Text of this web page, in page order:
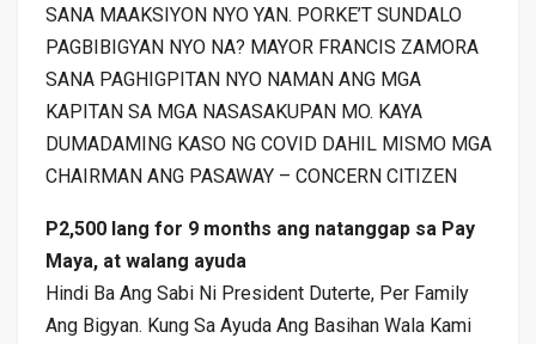
SANA MAAKSIYON NYO YAN. PORKE’T SUNDALO
PAGBIBIGYAN NYO NA? MAYOR FRANCIS ZAMORA
SANA PAGHIGPITAN NYO NAMAN ANG MGA
KAPITAN SA MGA NASASAKUPAN MO. KAYA
DUMADAMING KASO NG COVID DAHIL MISMO MGA
CHAIRMAN ANG PASAWAY – CONCERN CITIZEN
P2,500 lang for 9 months ang natanggap sa Pay
Maya, at walang ayuda
Hindi Ba Ang Sabi Ni President Duterte, Per Family
Ang Bigyan. Kung Sa Ayuda Ang Basihan Wala Kami